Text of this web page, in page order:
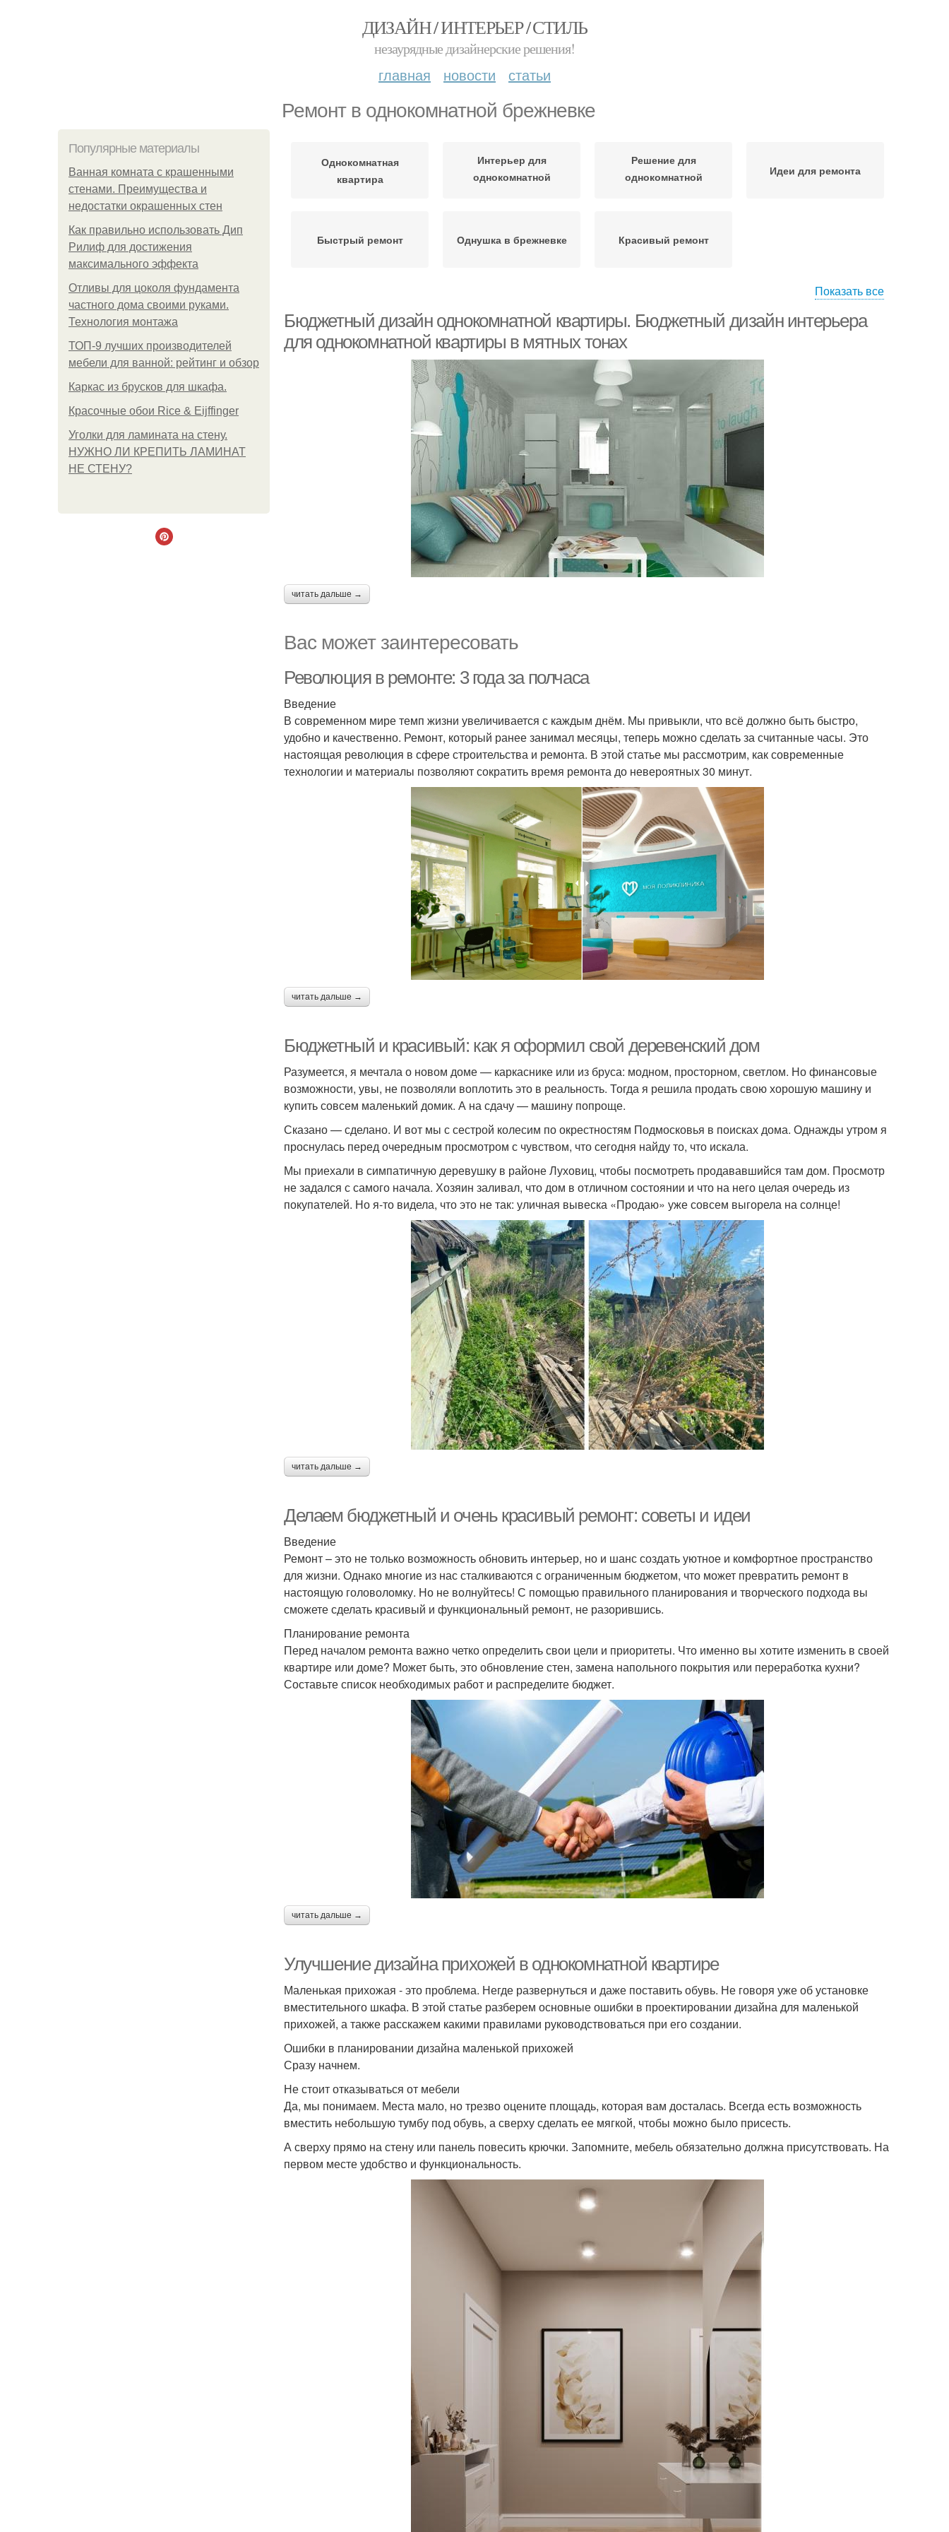
ДИЗАЙН / ИНТЕРЬЕР / СТИЛЬ
незаурядные дизайнерские решения!
главная новости статьи
Ремонт в однокомнатной брежневке
Популярные материалы
Ванная комната с крашенными
стенами. Преимущества и
недостатки окрашенных стен
Как правильно использовать Дип
Рилиф для достижения
максимального эффекта
Отливы для цоколя фундамента
частного дома своими руками.
Технология монтажа
ТОП-9 лучших производителей
мебели для ванной: рейтинг и обзор
Каркас из брусков для шкафа.
Красочные обои Rice & Eijffinger
Уголки для ламината на стену.
НУЖНО ЛИ КРЕПИТЬ ЛАМИНАТ
НЕ СТЕНУ?
Однокомнатная
квартира
Интерьер для
однокомнатной
Решение для
однокомнатной
Идеи для ремонта
Быстрый ремонт Однушка в брежневке Красивый ремонт
Показать все
Бюджетный дизайн однокомнатной квартиры. Бюджетный дизайн интерьера
для однокомнатной квартиры в мятных тонах
читать дальше →
Вас может заинтересовать
Революция в ремонте: 3 года за полчаса
Введение
В современном мире темп жизни увеличивается с каждым днём. Мы привыкли, что всё должно быть быстро,
удобно и качественно. Ремонт, который ранее занимал месяцы, теперь можно сделать за считанные часы. Это
настоящая революция в сфере строительства и ремонта. В этой статье мы рассмотрим, как современные
технологии и материалы позволяют сократить время ремонта до невероятных 30 минут.
читать дальше →
Бюджетный и красивый: как я оформил свой деревенский дом
Разумеется, я мечтала о новом доме — каркаснике или из бруса: модном, просторном, светлом. Но финансовые
возможности, увы, не позволяли воплотить это в реальность. Тогда я решила продать свою хорошую машину и
купить совсем маленький домик. А на сдачу — машину попроще.
Сказано — сделано. И вот мы с сестрой колесим по окрестностям Подмосковья в поисках дома. Однажды утром я
проснулась перед очередным просмотром с чувством, что сегодня найду то, что искала.
Мы приехали в симпатичную деревушку в районе Луховиц, чтобы посмотреть продававшийся там дом. Просмотр
не задался с самого начала. Хозяин заливал, что дом в отличном состоянии и что на него целая очередь из
покупателей. Но я-то видела, что это не так: уличная вывеска «Продаю» уже совсем выгорела на солнце!
читать дальше →
Делаем бюджетный и очень красивый ремонт: советы и идеи
Введение
Ремонт – это не только возможность обновить интерьер, но и шанс создать уютное и комфортное пространство
для жизни. Однако многие из нас сталкиваются с ограниченным бюджетом, что может превратить ремонт в
настоящую головоломку. Но не волнуйтесь! С помощью правильного планирования и творческого подхода вы
сможете сделать красивый и функциональный ремонт, не разорившись.
Планирование ремонта
Перед началом ремонта важно четко определить свои цели и приоритеты. Что именно вы хотите изменить в своей
квартире или доме? Может быть, это обновление стен, замена напольного покрытия или переработка кухни?
Составьте список необходимых работ и распределите бюджет.
читать дальше →
Улучшение дизайна прихожей в однокомнатной квартире
Маленькая прихожая - это проблема. Негде развернуться и даже поставить обувь. Не говоря уже об установке
вместительного шкафа. В этой статье разберем основные ошибки в проектировании дизайна для маленькой
прихожей, а также расскажем какими правилами руководствоваться при его создании.
Ошибки в планировании дизайна маленькой прихожей
Сразу начнем.
Не стоит отказываться от мебели
Да, мы понимаем. Места мало, но трезво оцените площадь, которая вам досталась. Всегда есть возможность
вместить небольшую тумбу под обувь, а сверху сделать ее мягкой, чтобы можно было присесть.
А сверху прямо на стену или панель повесить крючки. Запомните, мебель обязательно должна присутствовать. На
первом месте удобство и функциональность.